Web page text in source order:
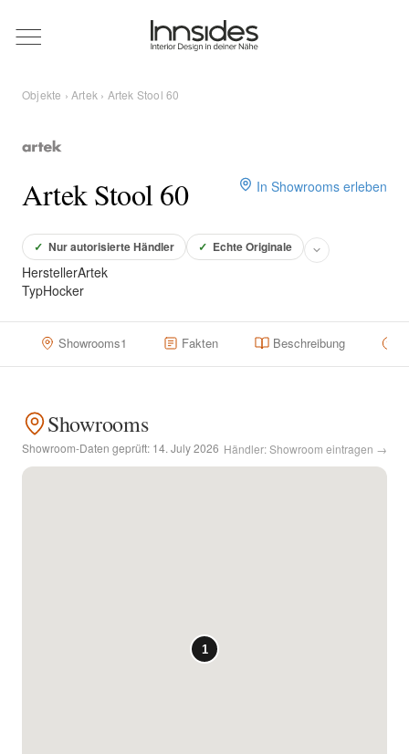
Magazin
Showrooms
Objekte
Über uns
Kontakt
Objekte ›Artek › Artek Stool 60
Artek Stool 60 In Showrooms erleben
✓ Nur autorisierte Händler ✓ Echte Originale
HerstellerArtek
TypHocker
Showrooms1 Fakten Beschreibung
Showrooms
Showroom-Daten geprüft: 14. July 2026 Händler: Showroom eintragen →